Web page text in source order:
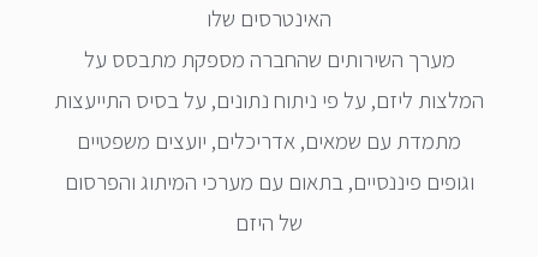
האינטרסים שלו
מערך השירותים שהחברה מספקת מתבסס על
המלצות ליזם, על פי ניתוח נתונים, על בסיס התייעצות
מתמדת עם שמאים, אדריכלים, יועצים משפטיים
וגופים פיננסיים, בתאום עם מערכי המיתוג והפרסום
של היזם